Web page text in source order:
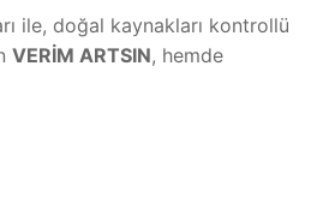
ile, doğal kaynakları kontrollü
VERİM ARTSIN, hemde